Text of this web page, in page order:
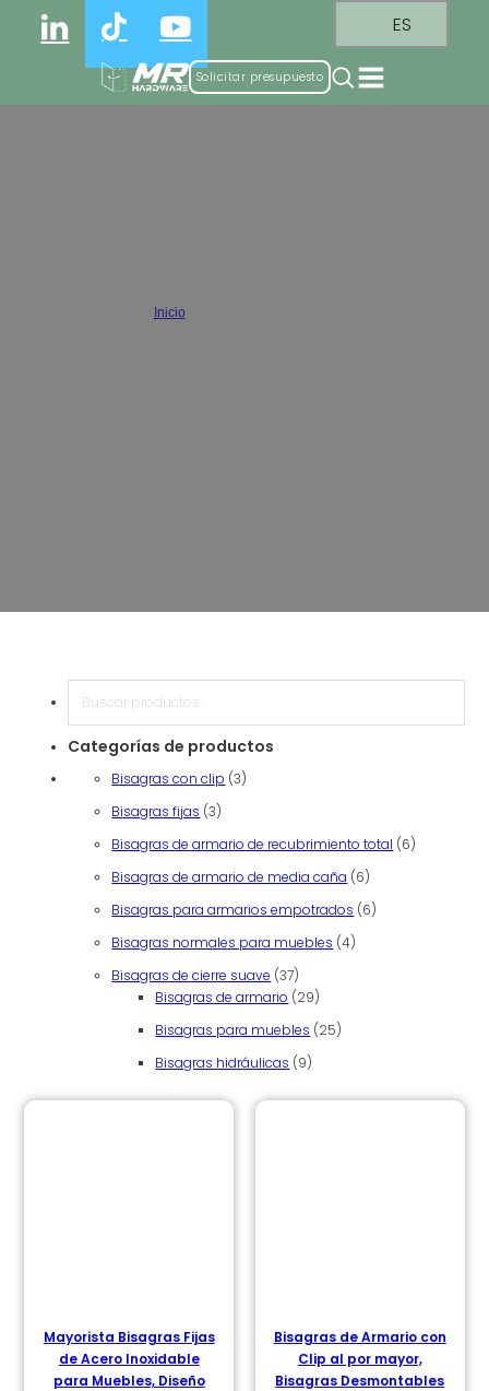
ES
Solicitar presupuesto
Inicio
Categorías de productos
Bisagras con clip 33 productos
Bisagras fijas 33 productos
Bisagras de armario de recubrimiento total 66
Bisagras de armario de media caña 66 productos
Bisagras para armarios empotrados 66 productos
Bisagras normales para muebles 44 productos
Bisagras de cierre suave 3737 productos
Bisagras de armario 2929 productos
Bisagras para muebles 2525 productos
Bisagras hidráulicas 99 productos
Mayorista Bisagras Fijas
de Acero Inoxidable
para Muebles, Diseño
Bisagras de Armario con
Clip al por mayor,
Bisagras Desmontables